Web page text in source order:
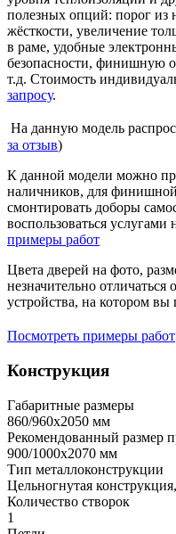
полезных опций: порог из
жёсткости, увеличение
в раме, удобные
безопасности, финишную
т.д. Стоимость
запросу.
На данную модель
за отзыв)
К данной модели можно
наличников, для
смонтировать доборы
воспользоваться
примеры работ
Цвета дверей на фото,
незначительно отличаться
устройства, на котором вы
Посмотреть примеры работ
Конструкция
Габаритные размеры
860/960х2050 мм
Рекомендованный размер
900/1000х2070 мм
Тип металлоконструкции
Цельногнутая
Количество створок
1